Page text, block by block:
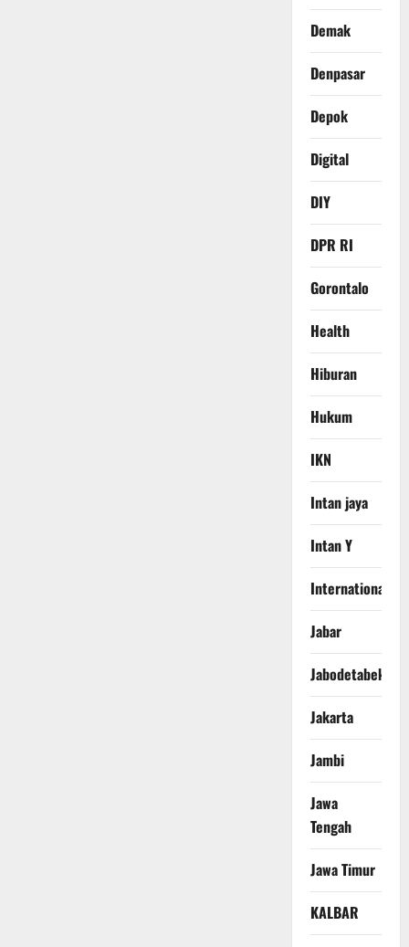
Demak
Denpasar
Depok
Digital
DIY
DPR RI
Gorontalo
Health
Hiburan
Hukum
IKN
Intan jaya
Intan Y
International
Jabar
Jabodetabek
Jakarta
Jambi
Jawa
Tengah
Jawa Timur
KALBAR